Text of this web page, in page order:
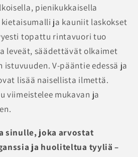
pienikukkaisella
ja kauniit laskokset
topattu rintavuori tuo
leveät, säädettävät olkaimet
V-pääntie edessä ja
lisää naisellista ilmettä.
viimeistelee mukavan ja
sinulle, joka arvostat
ja huoliteltua tyyliä –